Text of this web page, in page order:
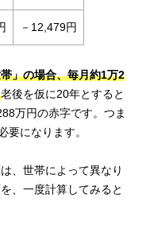
－12,479円
」の場合、毎月約1万2
老後を仮に20年とすると
万円の赤字です。つま
要になります。
、世帯によって異なり
、一度計算してみると